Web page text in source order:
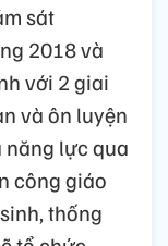
sát
2018 và
với 2 giai
và ôn luyện
năng lực qua
công giáo
thống